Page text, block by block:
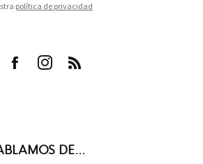
política de privacidad
DE...